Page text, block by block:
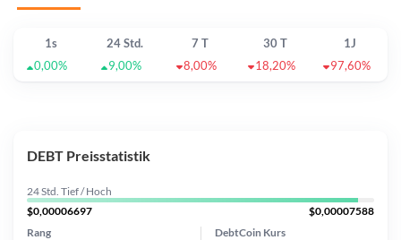
1s 24 Std. 7 T 30 T
1J
0,00%
9,00% 8,00% 18,20% 97,60%
DEBT Preisstatistik
24 Std. Tief / Hoch
$0,00006697
$0,00007588
DebtCoin Kurs
Rang